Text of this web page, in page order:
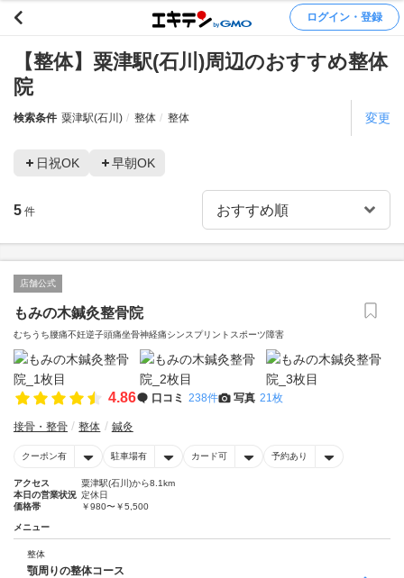
ログイン・登録
【整体】粟津駅(石川)周辺のおすすめ整体
院
検索条件 粟津駅(石川) 整体 整体 変更
日祝OK 早朝OK
5 件
店舗公式
もみの木鍼灸整骨院
むちうち腰痛不妊逆子頭痛坐骨神経痛シンスプリントスポーツ障害
4.86 口コミ 238件 写真 21枚
接骨・整骨 整体 鍼灸
クーポン有 駐車場有 カード可 予約あり
アクセス
粟津駅(石川)から8.1km
本日の営業状況 定休日
価格帯
￥980〜￥5,500
メニュー
整体
顎周りの整体コース